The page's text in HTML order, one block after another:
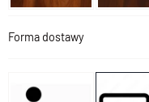
Forma dostawy